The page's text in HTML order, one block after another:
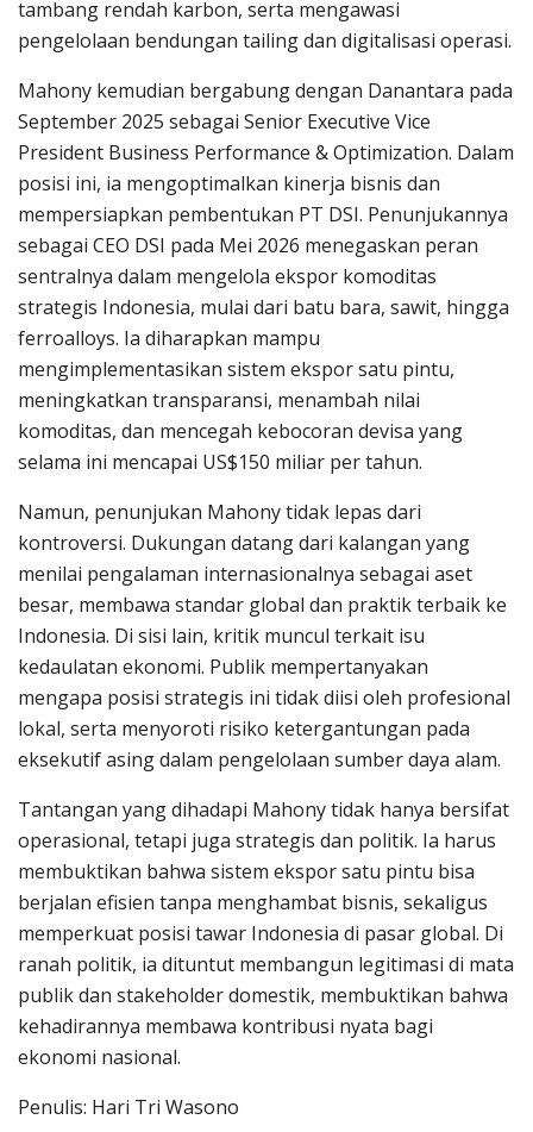
tambang rendah karbon, serta mengawasi
pengelolaan bendungan tailing dan digitalisasi operasi.
Mahony kemudian bergabung dengan Danantara pada
September 2025 sebagai Senior Executive Vice
President Business Performance & Optimization. Dalam
posisi ini, ia mengoptimalkan kinerja bisnis dan
mempersiapkan pembentukan PT DSI. Penunjukannya
sebagai CEO DSI pada Mei 2026 menegaskan peran
sentralnya dalam mengelola ekspor komoditas
strategis Indonesia, mulai dari batu bara, sawit, hingga
ferroalloys. Ia diharapkan mampu
mengimplementasikan sistem ekspor satu pintu,
meningkatkan transparansi, menambah nilai
komoditas, dan mencegah kebocoran devisa yang
selama ini mencapai US$150 miliar per tahun.
Namun, penunjukan Mahony tidak lepas dari
kontroversi. Dukungan datang dari kalangan yang
menilai pengalaman internasionalnya sebagai aset
besar, membawa standar global dan praktik terbaik ke
Indonesia. Di sisi lain, kritik muncul terkait isu
kedaulatan ekonomi. Publik mempertanyakan
mengapa posisi strategis ini tidak diisi oleh profesional
lokal, serta menyoroti risiko ketergantungan pada
eksekutif asing dalam pengelolaan sumber daya alam.
Tantangan yang dihadapi Mahony tidak hanya bersifat
operasional, tetapi juga strategis dan politik. Ia harus
membuktikan bahwa sistem ekspor satu pintu bisa
berjalan efisien tanpa menghambat bisnis, sekaligus
memperkuat posisi tawar Indonesia di pasar global. Di
ranah politik, ia dituntut membangun legitimasi di mata
publik dan stakeholder domestik, membuktikan bahwa
kehadirannya membawa kontribusi nyata bagi
ekonomi nasional.
Penulis: Hari Tri Wasono